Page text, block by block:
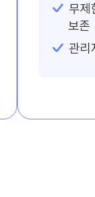
무제
보존
관리